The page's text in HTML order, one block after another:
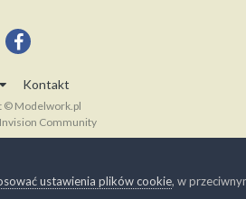
Kontakt
© Modelwork.pl
Community
ustawienia plików cookie, w